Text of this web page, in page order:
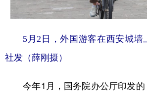
5月2日，外国游客在西安城墙
社发（薛刚摄）
今年1月，国务院办公厅印发的